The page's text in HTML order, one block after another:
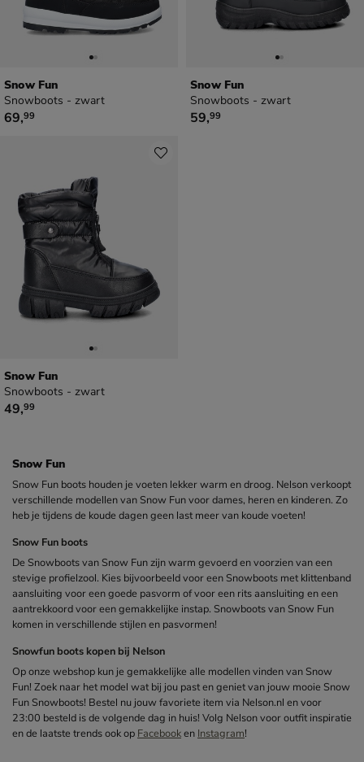
Snow Fun
Snowboots - zwart
€ 69,99
69,99
Snow Fun
Snowboots - zwart
€ 59,99
59,99
Snow Fun
Snowboots - zwart
€ 49,99
49,99
Snow Fun
Snow Fun boots houden je voeten lekker warm en droog. Nelson verkoopt
verschillende modellen van Snow Fun voor dames, heren en kinderen. Zo
heb je tijdens de koude dagen geen last meer van koude voeten!
Snow Fun boots
De Snowboots van Snow Fun zijn warm gevoerd en voorzien van een
stevige profielzool. Kies bijvoorbeeld voor een Snowboots met klittenband
aansluiting voor een goede pasvorm of voor een rits aansluiting en een
aantrekkoord voor een gemakkelijke instap. Snowboots van Snow Fun
komen in verschillende stijlen en pasvormen!
Snowfun boots kopen bij Nelson
Op onze webshop kun je gemakkelijke alle modellen vinden van Snow
Fun! Zoek naar het model wat bij jou past en geniet van jouw mooie Snow
Fun Snowboots! Bestel nu jouw favoriete item via Nelson.nl en voor
23:00 besteld is de volgende dag in huis! Volg Nelson voor outfit inspiratie
en de laatste trends ook op Facebooken Instagram!